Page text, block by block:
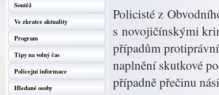
Soutěž
Ve zkratce aktuality
Program
Tipy na volný čas
Policejní informace
Hledané osoby
Policisté z
s novojičínskými
případům
naplnění skutkové
případně přečinu